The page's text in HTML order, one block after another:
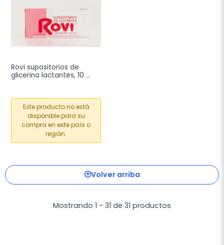
Rovi supositorios de
glicerina lactantes, 10
Este producto no está
disponible para su
compra en este país o
región.
Volver arriba
Mostrando 1 - 31 de 31 productos